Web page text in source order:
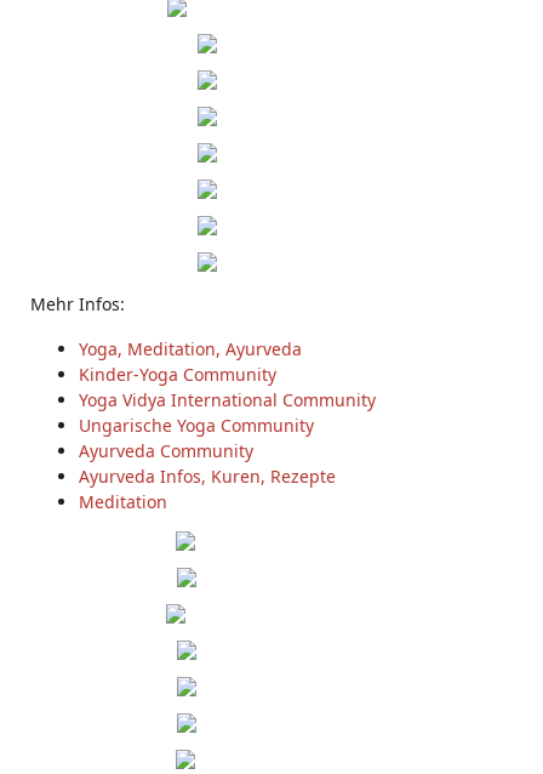
Mehr Infos:
Yoga, Meditation, Ayurveda
Kinder-Yoga Community
Yoga Vidya International Community
Ungarische Yoga Community
Ayurveda Community
Ayurveda Infos, Kuren, Rezepte
Meditation